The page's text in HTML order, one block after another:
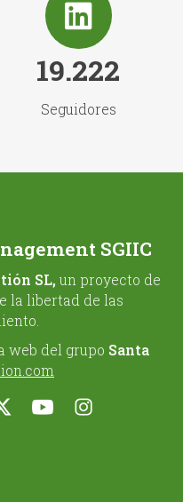
19.222
Seguidores
SGIIC
SL, un proyecto de
la libertad de las
web del grupo Santa